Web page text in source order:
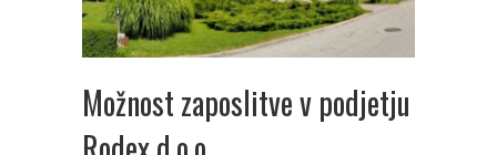
Možnost zaposlitve v podjetju